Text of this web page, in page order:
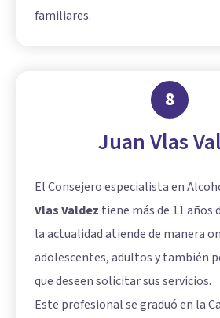
familiares.
8
Juan Vlas
El Consejero especialista en
Vlas Valdez tiene más de 11 años
la actualidad atiende de manera
adolescentes, adultos y también
que deseen solicitar sus servicios.
Este profesional se graduó en la